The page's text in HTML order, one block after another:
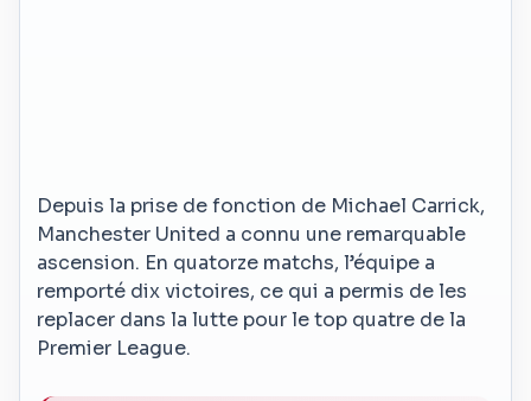
Depuis la prise de fonction de Michael Carrick,
Manchester United a connu une remarquable
ascension. En quatorze matchs, l’équipe a
remporté dix victoires, ce qui a permis de les
replacer dans la lutte pour le top quatre de la
Premier League.